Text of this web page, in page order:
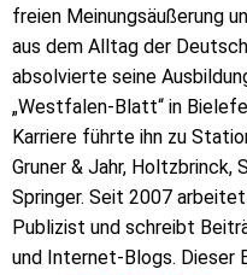
freien Meinungsäußerung
aus dem Alltag der
absolvierte seine
„Westfalen-Blatt“ in
Karriere führte ihn zu
Gruner & Jahr, Holtzbrinck,
Springer. Seit 2007
Publizist und schreibt
und Internet-Blogs. Dieser